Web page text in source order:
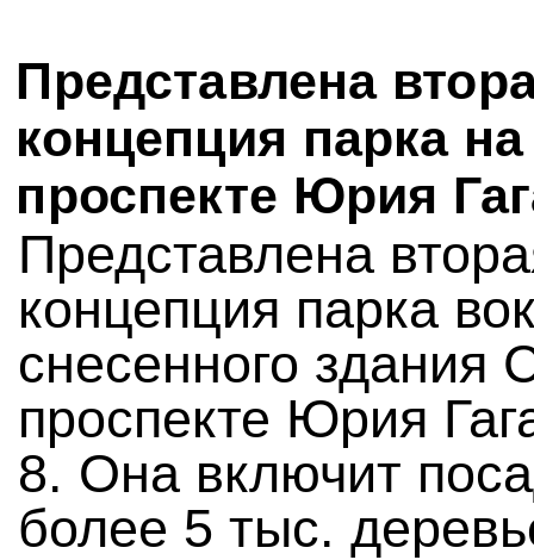
Представлена
концепция парка на
проспекте Юрия
Представлена
концепция парка
снесенного здания
проспекте Юрия
8. Она включит
более 5 тыс.